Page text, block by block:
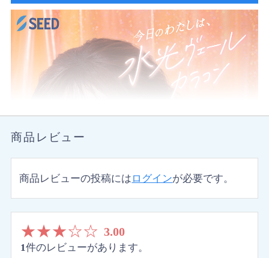
商品レビュー
商品レビューの投稿には ログインが必要です。
★★★☆☆ 3.00
1件のレビューがあります。